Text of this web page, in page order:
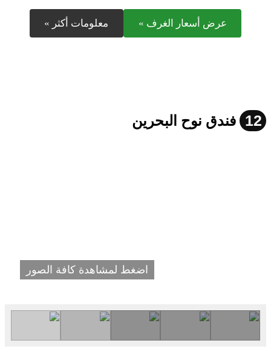
عرض أسعار الغرف » معلومات أكثر »
12 فندق نوح البحرين
اضغط لمشاهدة كافة الصور